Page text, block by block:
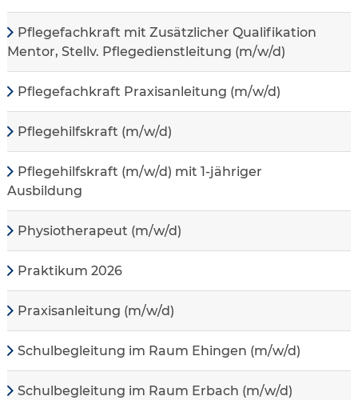
Pflegefachkraft mit Zusätzlicher Qualifikation
Mentor, Stellv. Pflegedienstleitung (m/w/d)
Pflegefachkraft Praxisanleitung (m/w/d)
Pflegehilfskraft (m/w/d)
Pflegehilfskraft (m/w/d) mit 1-jähriger
Ausbildung
Physiotherapeut (m/w/d)
Praktikum 2026
Praxisanleitung (m/w/d)
Schulbegleitung im Raum Ehingen (m/w/d)
Schulbegleitung im Raum Erbach (m/w/d)